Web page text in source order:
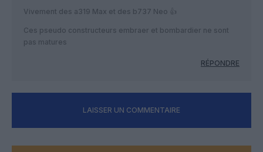
Vivement des a319 Max et des b737 Neo 👍
Ces pseudo constructeurs embraer et bombardier ne sont
pas matures
RÉPONDRE
LAISSER UN COMMENTAIRE